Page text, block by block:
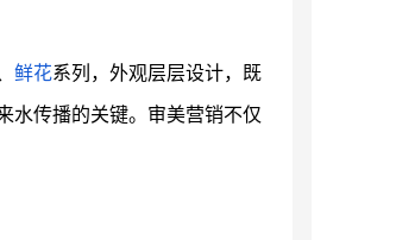
鲜花系列，外观层层设计，既
水传播的关键。审美营销不仅